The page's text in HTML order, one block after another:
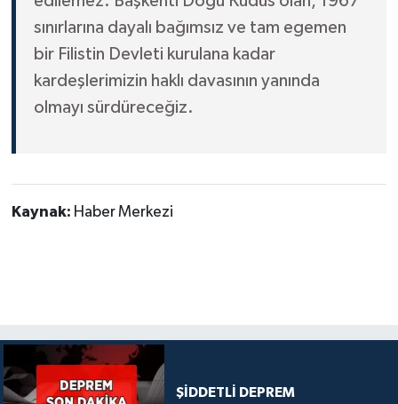
sınırlarına dayalı bağımsız ve tam egemen
bir Filistin Devleti kurulana kadar
kardeşlerimizin haklı davasının yanında
olmayı sürdüreceğiz.
Kaynak: Haber Merkezi
ŞİDDETLİ DEPREM